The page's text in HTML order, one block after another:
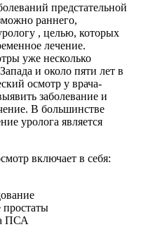
предстательной
раннего,
, целью, которых
лечение.
уже несколько
и около пяти лет в
осмотр у врача-
заболевание и
В большинстве
уролога является
включает в себя:
простаты
ПСА